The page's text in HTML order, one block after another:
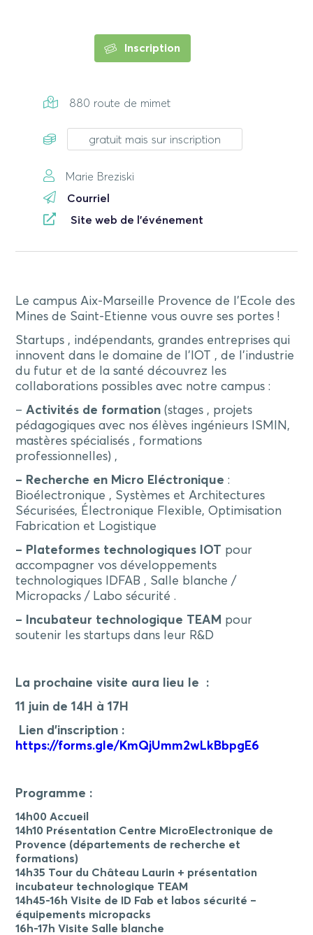
Inscription
880 route de mimet
gratuit mais sur inscription
Marie Breziski
Courriel
Site web de l'événement
Le campus Aix-Marseille Provence de l’Ecole des
Mines de Saint-Etienne vous ouvre ses portes !
Startups , indépendants, grandes entreprises qui
innovent dans le domaine de l’IOT , de l’industrie
du futur et de la santé découvrez les
collaborations possibles avec notre campus :
– Activités de formation (stages , projets
pédagogiques avec nos élèves ingénieurs ISMIN,
mastères spécialisés , formations
professionnelles) ,
– Recherche en Micro Eléctronique :
Bioélectronique , Systèmes et Architectures
Sécurisées, Électronique Flexible, Optimisation
Fabrication et Logistique
– Plateformes technologiques IOT pour
accompagner vos développements
technologiques IDFAB , Salle blanche /
Micropacks / Labo sécurité .
– Incubateur technologique TEAM pour
soutenir les startups dans leur R&D
La prochaine visite aura lieu le :
11 juin de 14H à 17H
Lien d’inscription :
https://forms.gle/KmQjUmm2wLkBbpgE6
Programme :
14h00 Accueil
14h10 Présentation Centre MicroElectronique de
Provence (départements de recherche et
formations)
14h35 Tour du Château Laurin + présentation
incubateur technologique TEAM
14h45-16hVisite de ID Fab et labos sécurité –
équipements micropacks
16h-17hVisite Salle blanche